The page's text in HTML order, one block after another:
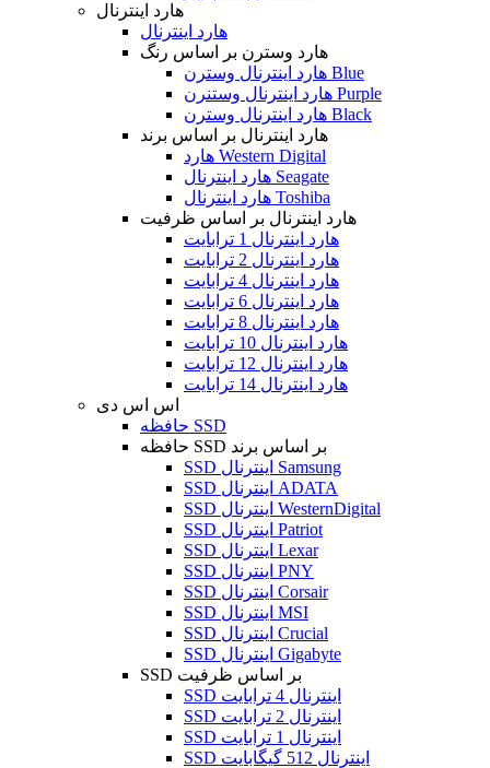
هارد اینترنال
هارد اینترنال
هارد وسترن بر اساس رنگ
هارد اینترنال وسترن Blue
هارد اینترنال وستنرن Purple
هارد اینترنال وسترن Black
هارد اینترنال بر اساس برند
هارد Western Digital
هارد اینترنال Seagate
هارد اینترنال Toshiba
هارد اینترنال بر اساس ظرفیت
هارد اینترنال 1 ترابایت
هارد اینترنال 2 ترابایت
هارد اینترنال 4 ترابایت
هارد اینترنال 6 ترابایت
هارد اینترنال 8 ترابایت
هارد اینترنال 10 ترابایت
هارد اینترنال 12 ترابایت
هارد اینترنال 14 ترابایت
اس اس دی
حافظه SSD
حافظه SSD بر اساس برند
SSD اینترنال Samsung
SSD اینترنال ADATA
SSD اینترنال WesternDigital
SSD اینترنال Patriot
SSD اینترنال Lexar
SSD اینترنال PNY
SSD اینترنال Corsair
SSD اینترنال MSI
SSD اینترنال Crucial
SSD اینترنال Gigabyte
SSD بر اساس ظرفیت
SSD اینترنال 4 ترابایت
SSD اینترنال 2 ترابایت
SSD اینترنال 1 ترابایت
SSD اینترنال 512 گیگابایت